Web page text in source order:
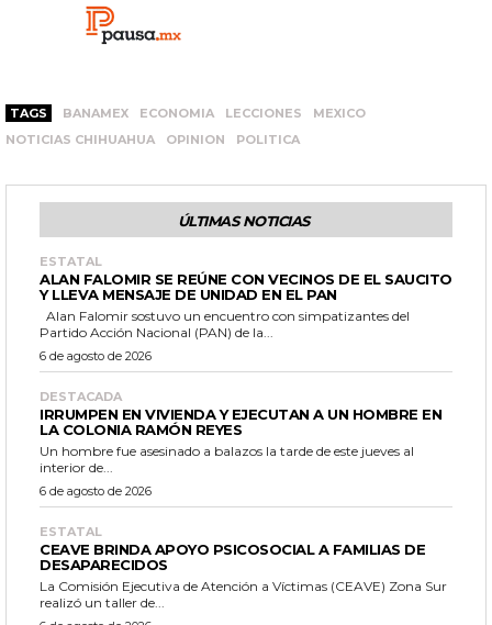
TAGS BANAMEX ECONOMIA LECCIONES
MEXICO
NOTICIAS CHIHUAHUA
OPINION POLITICA
ÚLTIMAS NOTICIAS
ESTATAL
ALAN FALOMIR SE REÚNE CON VECINOS DE EL SAUCITO
Y LLEVA MENSAJE DE UNIDAD EN EL PAN
Partido Acción Nacional (PAN) de la...
6 de agosto de 2026
DESTACADA
IRRUMPEN EN VIVIENDA Y EJECUTAN A UN HOMBRE EN
LA COLONIA RAMÓN REYES
Un hombre fue asesinado a balazos la tarde de este jueves al
interior de...
6 de agosto de 2026
ESTATAL
CEAVE BRINDA APOYO PSICOSOCIAL A FAMILIAS DE
DESAPARECIDOS
La Comisión Ejecutiva de Atención a Víctimas (CEAVE) Zona Sur
realizó un taller de...